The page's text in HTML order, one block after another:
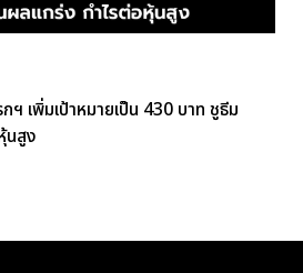
เพิ่มเป้าหมายเป็น 430 บาท ชูธีม
นสูง